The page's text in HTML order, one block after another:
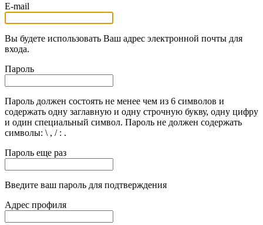
E-mail
Вы будете использовать Ваш адрес электронной почты для
входа.
Пароль
Пароль должен состоять не менее чем из 6 символов и
содержать одну заглавную и одну строчную букву, одну цифру
и один специальный символ. Пароль не должен содержать
символы: \ , / : .
Пароль еще раз
Введите ваш пароль для подтверждения
Адрес профиля